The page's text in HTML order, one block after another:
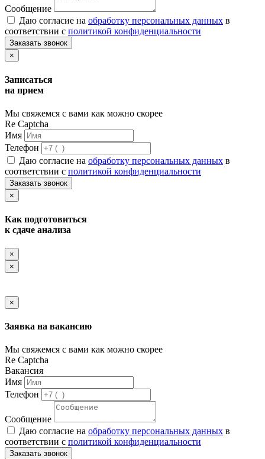
Сообщение
Даю согласие на обработку персональных данных в
соответствии с политикой конфиденциальности
Заказать звонок
×
Записаться
на прием
Мы свяжемся с вами как можно скорее
Re Captcha
Имя
Телефон
Даю согласие на обработку персональных данных в
соответствии с политикой конфиденциальности
Заказать звонок
×
Как подготовиться
к сдаче анализа
×
×
×
Заявка на вакансию
Мы свяжемся с вами как можно скорее
Re Captcha
Вакансия
Имя
Телефон
Сообщение
Даю согласие на обработку персональных данных в
соответствии с политикой конфиденциальности
Заказать звонок